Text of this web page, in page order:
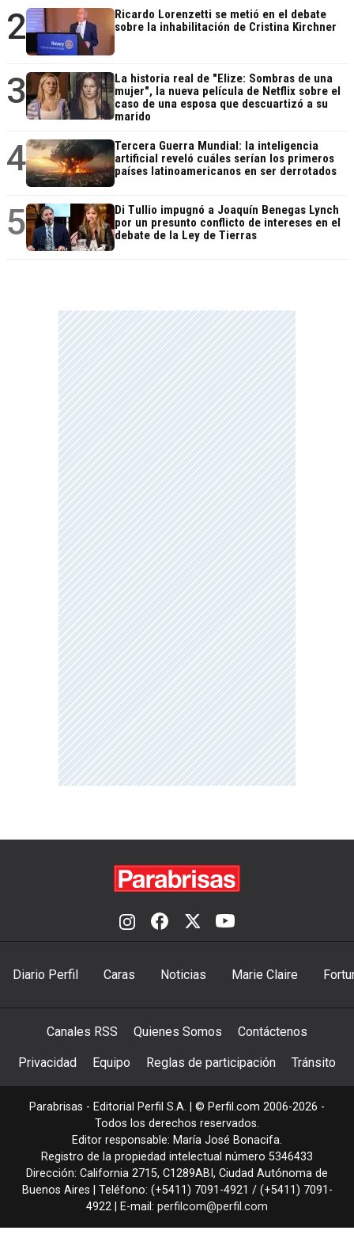
2
Ricardo Lorenzetti se metió en el debate
sobre la inhabilitación de Cristina Kirchner
3
La historia real de "Elize: Sombras de una
mujer", la nueva película de Netflix sobre el
caso de una esposa que descuartizó a su
marido
4
Tercera Guerra Mundial: la inteligencia
artificial reveló cuáles serían los primeros
países latinoamericanos en ser derrotados
5
Di Tullio impugnó a Joaquín Benegas Lynch
por un presunto conflicto de intereses en el
debate de la Ley de Tierras
Diario Perfil Caras Noticias Marie Claire
Canales RSS Quienes Somos Contáctenos
Privacidad Equipo Reglas de participación Tránsito
Parabrisas - Editorial Perfil S.A. | © Perfil.com 2006-2026 -
Todos los derechos reservados.
Editor responsable: María José Bonacifa.
Registro de la propiedad intelectual número 5346433
Dirección: California 2715, C1289ABI , Ciudad Autónoma de
Buenos Aires | Teléfono: (+5411) 7091-4921 / (+5411) 7091-
4922 | E-mail: perfilcom@perfil.com